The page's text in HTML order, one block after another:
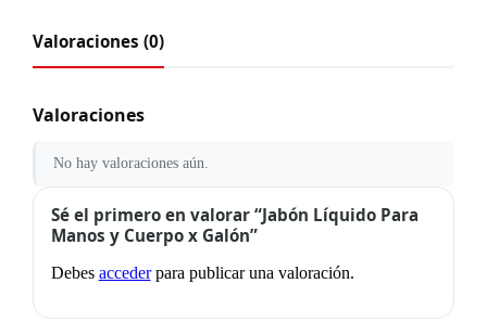
Valoraciones (0)
Valoraciones
No hay valoraciones aún.
Sé el primero en valorar “Jabón Líquido Para
Manos y Cuerpo x Galón”
Debes accederpara publicar una valoración.